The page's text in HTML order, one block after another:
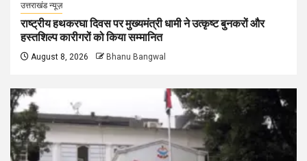
उत्तराखंड न्यूज़
राष्ट्रीय हथकरघा दिवस पर मुख्यमंत्री धामी ने उत्कृष्ट बुनकरों और
हस्तशिल्प कारीगरों को किया सम्मानित
August 8, 2026 Bhanu Bangwal